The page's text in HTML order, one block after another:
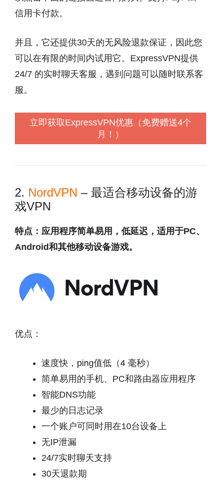
信用卡付款。
并且，它还提供30天的无风险退款保证，因此您
可以在有限的时间内试用它。ExpressVPN提供
24/7 的实时聊天客服，遇到问题可以随时联系客
服。
立即获取ExpressVPN优惠（免费赠送4个
月！）
2. NordVPN – 最适合移动设备的游
戏VPN
特点：应用程序简单易用，低延迟，适用于PC、
Android和其他移动设备游戏。
优点：
速度快，ping值低（4 毫秒）
简单易用的手机、PC和路由器应用程序
智能DNS功能
最少的日志记录
一个账户可同时用在10台设备上
无IP泄漏
24/7实时聊天支持
30天退款期